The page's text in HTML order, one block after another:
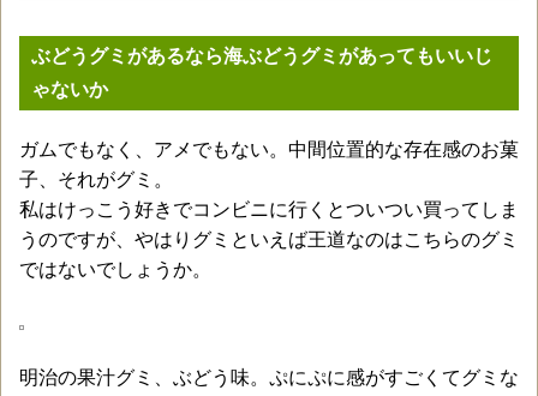
ぶどうグミがあるなら海ぶどうグミがあってもいいじ
ゃないか
ガムでもなく、アメでもない。中間位置的な存在感のお菓
子、それがグミ。
私はけっこう好きでコンビニに行くとついつい買ってしま
うのですが、やはりグミといえば王道なのはこちらのグミ
ではないでしょうか。
明治の果汁グミ、ぶどう味。ぷにぷに感がすごくてグミな